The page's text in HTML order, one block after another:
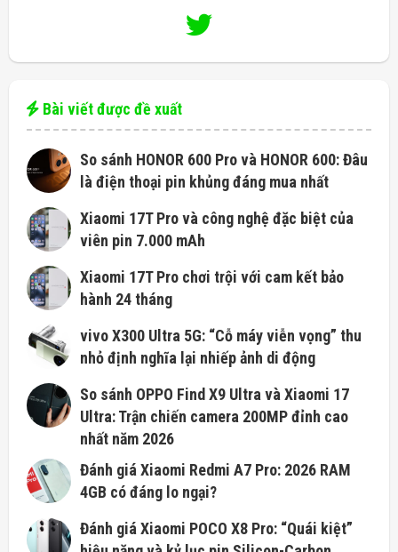
Bài viết được đề xuất
So sánh HONOR 600 Pro và HONOR 600: Đâu
là điện thoại pin khủng đáng mua nhất
Xiaomi 17T Pro và công nghệ đặc biệt của
viên pin 7.000 mAh
Xiaomi 17T Pro chơi trội với cam kết bảo
hành 24 tháng
vivo X300 Ultra 5G: “Cỗ máy viễn vọng” thu
nhỏ định nghĩa lại nhiếp ảnh di động
So sánh OPPO Find X9 Ultra và Xiaomi 17
Ultra: Trận chiến camera 200MP đỉnh cao
nhất năm 2026
Đánh giá Xiaomi Redmi A7 Pro: 2026 RAM
4GB có đáng lo ngại?
Đánh giá Xiaomi POCO X8 Pro: “Quái kiệt”